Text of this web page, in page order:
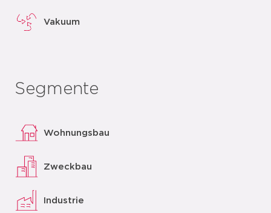
Vakuum
Segmente
Wohnungsbau
Zweckbau
Industrie